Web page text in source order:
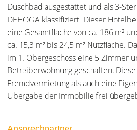
Duschbad ausgestattet und als 3-
DEHOGA klassifiziert. Dieser
eine Gesamtfläche von ca. 186 m²
ca. 15,3 m² bis 24,5 m² Nutzfläche.
im 1. Obergeschoss eine 5 Zimmer
Betreiberwohnung geschaffen.
Fremdvermietung als auch eine
Übergabe der Immobilie frei